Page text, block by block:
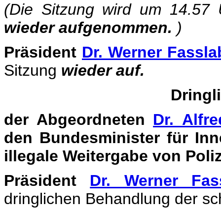
(Die Sitzung wird um
wieder aufgenommen. )
Präsident Dr. Werner
Sitzung wieder auf.
der Abgeordneten Dr.
den Bundesminister für
illegale Weitergabe von
Präsident Dr. Werner
dringlichen Behandlung der